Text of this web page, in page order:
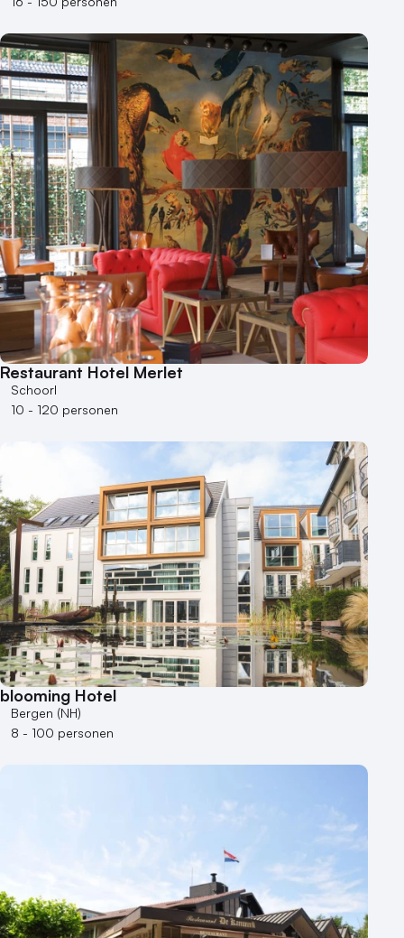
Hybride events
Industriële locatie
Kasteel en landgoed
Kleine / intieme locatie
Locaties aan zee
Museum
Theater
Varende locatie
Restaurant Hotel Merlet
Schoorl
10 - 120 personen
blooming Hotel
Bergen (NH)
8 - 100 personen